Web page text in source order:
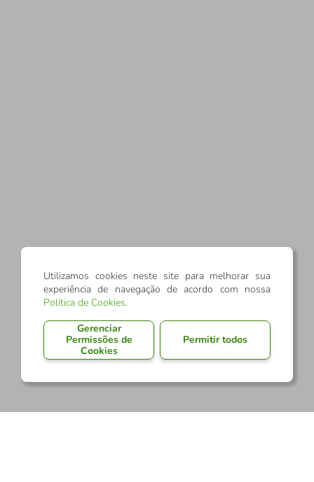
Utilizamos cookies neste site para melhorar sua
experiência de navegação de acordo com nossa
Política de Cookies.
Gerenciar
Permissões de
Cookies
Permitir todos